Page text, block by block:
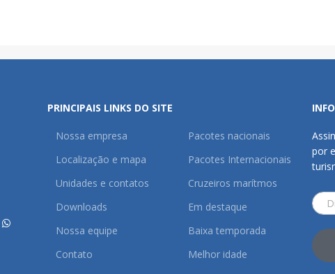
PRINCIPAIS LINKS DO SITE
Nossa empresa
Localização e mapa
Unidades e contatos
Downloads
Nossa equipe
Contato
Pacotes nacionais
Pacotes Internacionais
Cruzeiros marítmos
Em destaque
Baixa temporada
Melhor idade
por